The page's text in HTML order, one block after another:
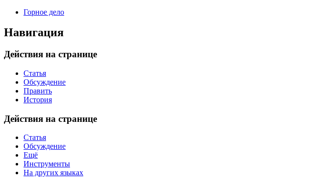
Горное дело
Навигация
Действия на странице
Статья
Обсуждение
Править
История
Действия на странице
Статья
Обсуждение
Ещё
Инструменты
На других языках